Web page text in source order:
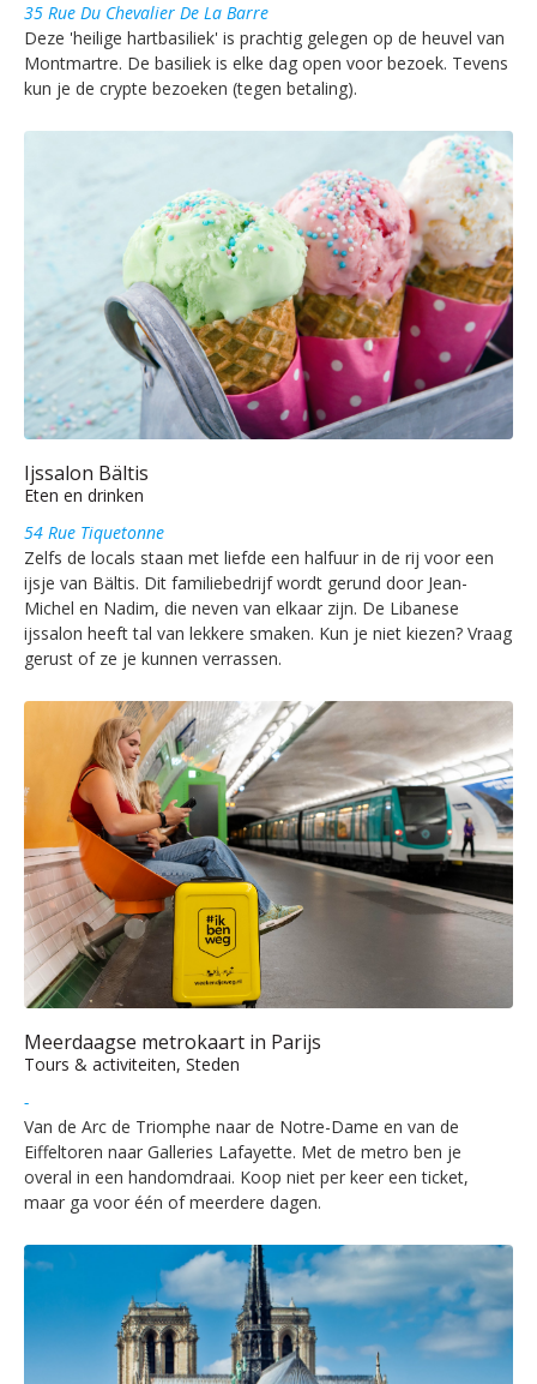
35 Rue Du Chevalier De La Barre
Deze 'heilige hartbasiliek' is prachtig gelegen op de heuvel van
Montmartre. De basiliek is elke dag open voor bezoek. Tevens
kun je de crypte bezoeken (tegen betaling).
Ijssalon Bältis
Eten en drinken
54 Rue Tiquetonne
Zelfs de locals staan met liefde een halfuur in de rij voor een
ijsje van Bältis. Dit familiebedrijf wordt gerund door Jean-
Michel en Nadim, die neven van elkaar zijn. De Libanese
ijssalon heeft tal van lekkere smaken. Kun je niet kiezen? Vraag
gerust of ze je kunnen verrassen.
Meerdaagse metrokaart in Parijs
Tours & activiteiten, Steden
-
Van de Arc de Triomphe naar de Notre-Dame en van de
Eiffeltoren naar Galleries Lafayette. Met de metro ben je
overal in een handomdraai. Koop niet per keer een ticket,
maar ga voor één of meerdere dagen.